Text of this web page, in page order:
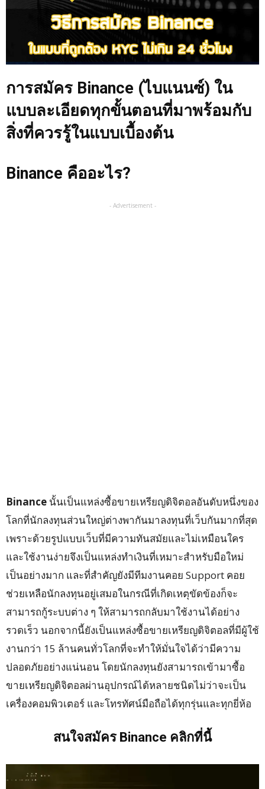
การสมัคร Binance (ไบแนนซ์) ใน
แบบละเอียดทุกขั้นตอนที่มาพร้อมกับ
สิ่งที่ควรรู้ในแบบเบื้องต้น
Binance คืออะไร?
- Advertisement -
Binance นั้นเป็นแหล่งซื้อขายเหรียญดิจิตอลอันดับหนึ่งของ
โลกที่นักลงทุนส่วนใหญ่ต่างพากันมาลงทุนที่เว็บกันมากที่สุด
เพราะด้วยรูปแบบเว็บที่มีความทันสมัยและไม่เหมือนใคร
และใช้งานง่ายจึงเป็นแหล่งทำเงินที่เหมาะสำหรับมือใหม่
เป็นอย่างมาก และที่สำคัญยังมีทีมงานคอย Support คอย
ช่วยเหลือนักลงทุนอยู่เสมอในกรณีที่เกิดเหตุขัดข้องก็จะ
สามารถกู้ระบบต่าง ๆ ให้สามารถกลับมาใช้งานได้อย่าง
รวดเร็ว นอกจากนี้ยังเป็นแหล่งซื้อขายเหรียญดิจิตอลที่มีผู้ใช้
งานกว่า 15 ล้านคนทั่วโลกที่จะทำให้มั่นใจได้ว่ามีความ
ปลอดภัยอย่างแน่นอน โดยนักลงทุนยังสามารถเข้ามาซื้อ
ขายเหรียญดิจิตอลผ่านอุปกรณ์ได้หลายชนิดไม่ว่าจะเป็น
เครื่องคอมพิวเตอร์ และโทรทัศน์มือถือได้ทุกรุ่นและทุกยี่ห้อ
สนใจสมัคร Binance คลิกที่นี้